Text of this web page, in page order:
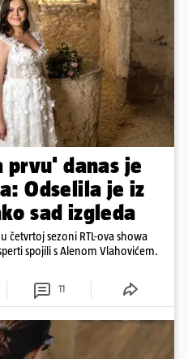
prvu' danas je
Odselila je iz
sad izgleda
četvrtoj sezoni RTL-ova showa
spojili s Alenom Vlahovićem.
11